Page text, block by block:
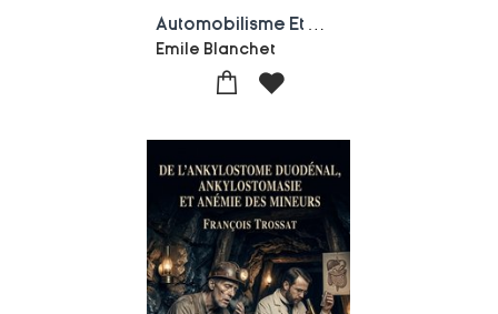
Emile Blanchet